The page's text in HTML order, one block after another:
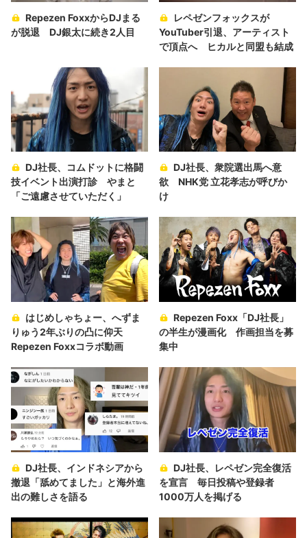
Repezen FoxxからDJまる
が脱退 DJ銀太に続き2人目
レペゼンフォックスが
YouTuber引退、アーティスト
で頂点へ ヒカルと同盟も結成
DJ社長、コムドットに格闘
技イベント出演打診 やまと
「ご遠慮させていただく」
DJ社長、衆院選出馬へ意
欲 NHK党 立花孝志が呼びか
け
はじめしゃちょー、へずま
りゅう2年ぶりの凸に仰天
Repezen Foxxコラボ動画
Repezen Foxx「DJ社長」
の半生が漫画化 作画担当を募
集中
DJ社長、インドネシアから
撤退「舐めてました」と海外進
出の難しさを語る
DJ社長、レペゼン完全復活
を宣言 毎日投稿や登録者
1000万人を掲げる